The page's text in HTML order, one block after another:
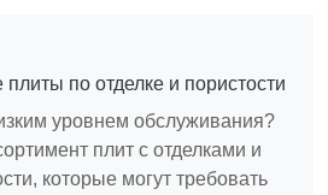
плиты по отделке и пористости
уровнем обслуживания?
плит с отделками и
которые могут требовать